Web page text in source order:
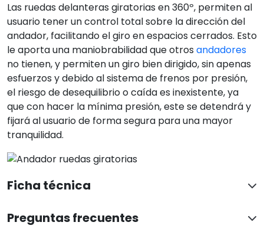
Las ruedas delanteras giratorias en 360º, permiten al
usuario tener un control total sobre la dirección del
andador, facilitando el giro en espacios cerrados. Esto
le aporta una maniobrabilidad que otros andadores
no tienen, y permiten un giro bien dirigido, sin apenas
esfuerzos y debido al sistema de frenos por presión,
el riesgo de desequilibrio o caída es inexistente, ya
que con hacer la mínima presión, este se detendrá y
fijará al usuario de forma segura para una mayor
tranquilidad.
Ficha técnica
Preguntas frecuentes